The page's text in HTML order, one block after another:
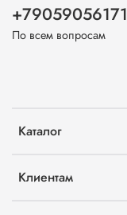
Каталог
Клиентам
+79059056171
По всем вопросам